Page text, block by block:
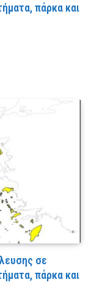
πάρκα και
σε
πάρκα και